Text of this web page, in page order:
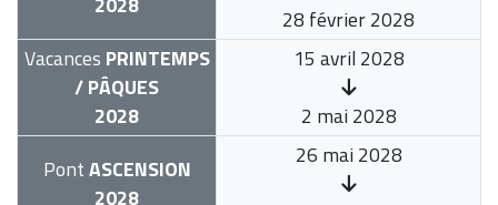
28 février 2028
Vacances PRINTEMPS
/ PÂQUES
2028
15 avril 2028
2 mai 2028
PontASCENSION
2028
26 mai 2028